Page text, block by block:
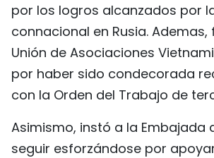
por los logros alcanzados por
connacional en Rusia.
Unión de Asociaciones
por haber sido condecorada
con la Orden del Trabajo de
Asimismo, instó a la Embajada
seguir esforzándose por